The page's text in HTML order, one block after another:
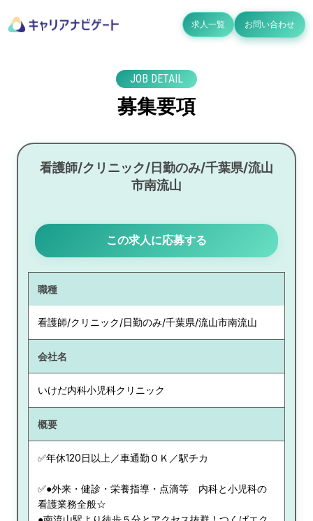
求人一覧 お問い合わせ
JOB DETAIL
募集要項
看護師/クリニック/日勤のみ/千葉県/流山
市南流山
この求人に応募する
職種
看護師/クリニック/日勤のみ/千葉県/流山市南流山
会社名
いけだ内科小児科クリニック
概要
✅年休120日以上／車通勤ＯＫ／駅チカ
✅●外来・健診・栄養指導・点滴等 内科と小児科の
看護業務全般☆